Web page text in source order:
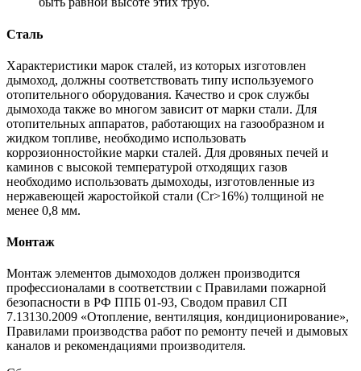
Сталь
Характеристики марок сталей, из которых изготовлен
дымоход, должны соответствовать типу используемого
отопительного оборудования. Качество и срок службы
дымохода также во многом зависит от марки стали. Для
отопительных аппаратов, работающих на газообразном и
жидком топливе, необходимо использовать
коррозионностойкие марки сталей. Для дровяных печей и
каминов с высокой температурой отходящих газов
необходимо использовать дымоходы, изготовленные из
нержавеющей жаростойкой стали (Cr>16%) толщиной не
менее 0,8 мм.
Монтаж
Монтаж элементов дымоходов должен производится
профессионалами в соответствии с Правилами пожарной
безопасности в РФ ППБ 01-93, Сводом правил СП
7.13130.2009 «Отопление, вентиляция, кондиционирование»,
Правилами производства работ по ремонту печей и дымовых
каналов и рекомендациями производителя.